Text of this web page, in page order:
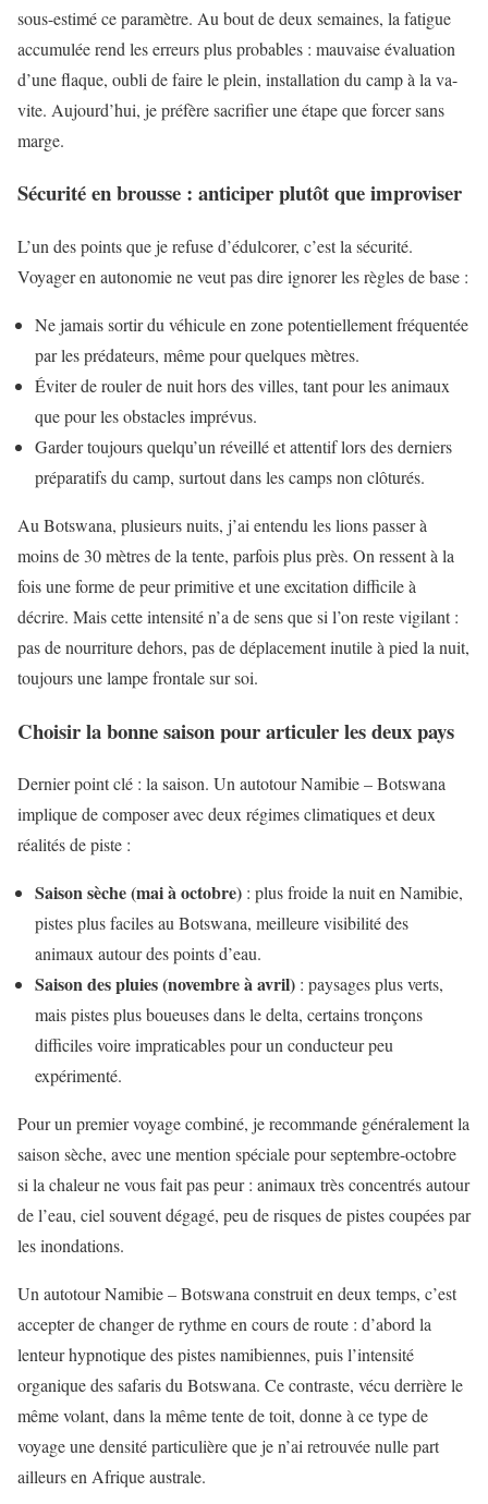
sous-estimé ce paramètre. Au bout de deux semaines, la fatigue
accumulée rend les erreurs plus probables : mauvaise évaluation
d’une flaque, oubli de faire le plein, installation du camp à la va-
vite. Aujourd’hui, je préfère sacrifier une étape que forcer sans
marge.
Sécurité en brousse : anticiper plutôt que improviser
L’un des points que je refuse d’édulcorer, c’est la sécurité.
Voyager en autonomie ne veut pas dire ignorer les règles de base :
Ne jamais sortir du véhicule en zone potentiellement fréquentée
par les prédateurs, même pour quelques mètres.
Éviter de rouler de nuit hors des villes, tant pour les animaux
que pour les obstacles imprévus.
Garder toujours quelqu’un réveillé et attentif lors des derniers
préparatifs du camp, surtout dans les camps non clôturés.
Au Botswana, plusieurs nuits, j’ai entendu les lions passer à
moins de 30 mètres de la tente, parfois plus près. On ressent à la
fois une forme de peur primitive et une excitation difficile à
décrire. Mais cette intensité n’a de sens que si l’on reste vigilant :
pas de nourriture dehors, pas de déplacement inutile à pied la nuit,
toujours une lampe frontale sur soi.
Choisir la bonne saison pour articuler les deux pays
Dernier point clé : la saison. Un autotour Namibie – Botswana
implique de composer avec deux régimes climatiques et deux
réalités de piste :
Saison sèche (mai à octobre) : plus froide la nuit en Namibie,
pistes plus faciles au Botswana, meilleure visibilité des
animaux autour des points d’eau.
Saison des pluies (novembre à avril) : paysages plus verts,
mais pistes plus boueuses dans le delta, certains tronçons
difficiles voire impraticables pour un conducteur peu
expérimenté.
Pour un premier voyage combiné, je recommande généralement la
saison sèche, avec une mention spéciale pour septembre-octobre
si la chaleur ne vous fait pas peur : animaux très concentrés autour
de l’eau, ciel souvent dégagé, peu de risques de pistes coupées par
les inondations.
Un autotour Namibie – Botswana construit en deux temps, c’est
accepter de changer de rythme en cours de route : d’abord la
lenteur hypnotique des pistes namibiennes, puis l’intensité
organique des safaris du Botswana. Ce contraste, vécu derrière le
même volant, dans la même tente de toit, donne à ce type de
voyage une densité particulière que je n’ai retrouvée nulle part
ailleurs en Afrique australe.